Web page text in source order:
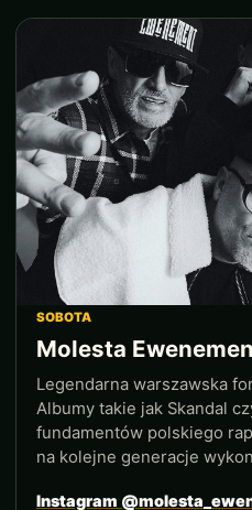
SOBOTA
Molesta
Legendarna warszawska
Albumy takie jak Skandal
fundamentów polskiego
na kolejne generacje
Instagram